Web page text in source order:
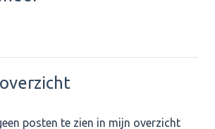
posten te zien in mijn overzicht